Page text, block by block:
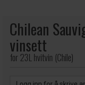
Chilean
vinsett
for 23L hvitvin (Chile)